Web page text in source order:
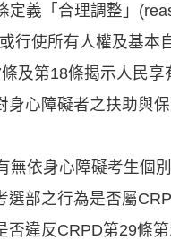
定義「合理調整」
行使所有人權及基本
及第18條揭示人民
心障礙者之扶助與
依身心障礙考生個
部之行為是否屬
違反CRPD第29條